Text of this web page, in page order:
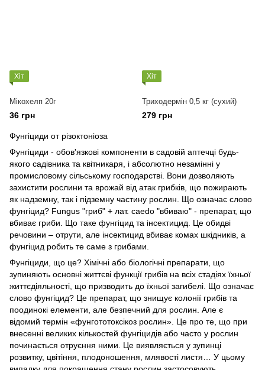
Хіт
Мікохелп 20г
36 грн
Хіт
Триходермін 0,5 кг (сухий)
279 грн
Фунгіциди от різоктоніоза
Фунгіциди - обов'язкові компоненти в садовій аптечці будь-
якого садівника та квітникаря, і абсолютно незамінні у
промисловому сільському господарстві. Вони дозволяють
захистити рослини та врожай від атак грибків, що пожирають
як надземну, так і підземну частину рослин. Що означає слово
фунгіцид? Fungus "гриб" + лат. caedo "вбиваю" - препарат, що
вбиває гриби. Що таке фунгіцид та інсектицид. Це обидві
речовини – отрути, але інсектицид вбиває комах шкідників, а
фунгіцид робить те саме з грибами.
Фунгіциди, що це? Хімічні або біологічні препарати, що
зупиняють основні життєві функції грибів на всіх стадіях їхньої
життєдіяльності, що призводить до їхньої загибелі. Що означає
слово фунгіцид? Це препарат, що знищує колонії грибів та
поодинокі елементи, але безпечний для рослин. Але є
відомий термін «фунгототоксікоз рослин». Це про те, що при
внесенні великих кількостей фунгіцидів або часто у рослин
починається отруєння ними. Це виявляється у зупинці
розвитку, цвітіння, плодоношення, млявості листя… У цьому